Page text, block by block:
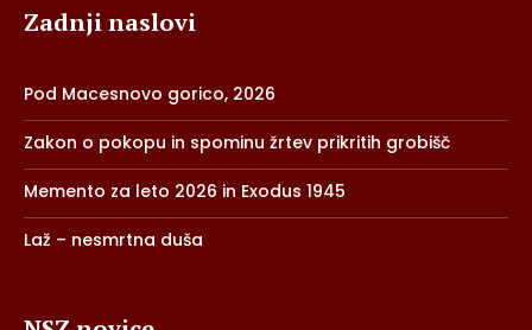
Zadnji naslovi
Pod Macesnovo gorico, 2026
Zakon o pokopu in spominu žrtev prikritih grobišč
Memento za leto 2026 in Exodus 1945
Laž – nesmrtna duša